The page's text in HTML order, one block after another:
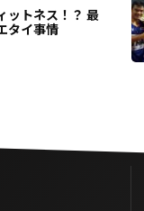
ットネス！？ 最
タイ事情